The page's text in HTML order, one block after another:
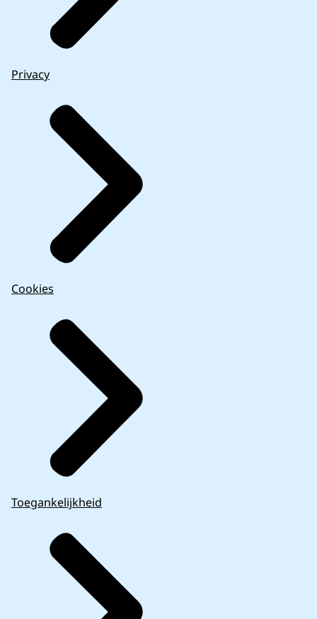
Privacy
Cookies
Toegankelijkheid